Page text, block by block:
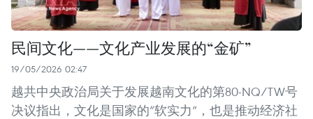
民间文化——文化产业发展的“金矿”
19/05/2026 02:47
越共中央政治局关于发展越南文化的第80-NQ/TW号
决议指出，文化是国家的“软实力”，也是推动经济社